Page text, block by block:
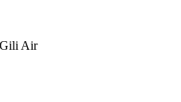
Gili Air